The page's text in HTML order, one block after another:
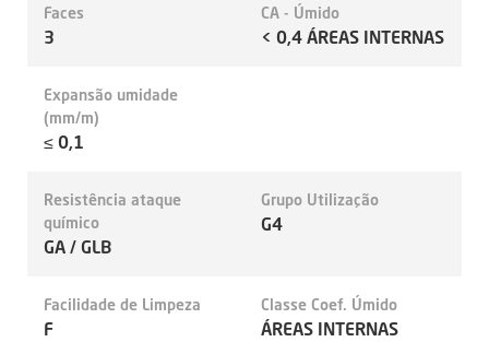
Faces
3
CA - Úmido
< 0,4 ÁREAS INTERNAS
Expansão umidade
(mm/m)
≤ 0,1
Resistência ataque
químico
GA / GLB
Grupo Utilização
G4
Facilidade de Limpeza
F
Classe Coef. Úmido
ÁREAS INTERNAS